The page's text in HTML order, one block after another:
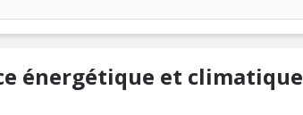
énergétique et climatique